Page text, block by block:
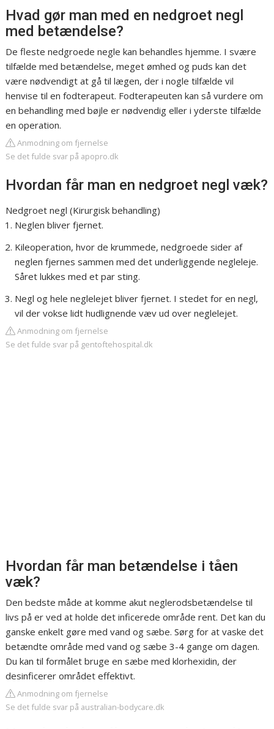
Hvad gør man med en nedgroet negl
med betændelse?
De fleste nedgroede negle kan behandles hjemme. I svære
tilfælde med betændelse, meget ømhed og puds kan det
være nødvendigt at gå til lægen, der i nogle tilfælde vil
henvise til en fodterapeut. Fodterapeuten kan så vurdere om
en behandling med bøjle er nødvendig eller i yderste tilfælde
en operation.
Anmodning om fjernelse
Se det fulde svar på apopro.dk
Hvordan får man en nedgroet negl væk?
Nedgroet negl (Kirurgisk behandling)
Neglen bliver fjernet.
Kileoperation, hvor de krummede, nedgroede sider af
neglen fjernes sammen med det underliggende negleleje.
Såret lukkes med et par sting.
Negl og hele neglelejet bliver fjernet. I stedet for en negl,
vil der vokse lidt hudlignende væv ud over neglelejet.
Anmodning om fjernelse
Se det fulde svar på gentoftehospital.dk
Hvordan får man betændelse i tåen
væk?
Den bedste måde at komme akut neglerodsbetændelse til
livs på er ved at holde det inficerede område rent. Det kan du
ganske enkelt gøre med vand og sæbe. Sørg for at vaske det
betændte område med vand og sæbe 3-4 gange om dagen.
Du kan til formålet bruge en sæbe med klorhexidin, der
desinficerer området effektivt.
Anmodning om fjernelse
Se det fulde svar på australian-bodycare.dk